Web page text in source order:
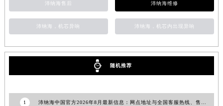
沛纳海售后 沛纳海维修
沛纳海，机芯异响 沛纳海，机芯内出现异响
随机推荐
1 沛纳海中国官方2026年8月最新信息：网点地址与全国客服热线、售后电话公告